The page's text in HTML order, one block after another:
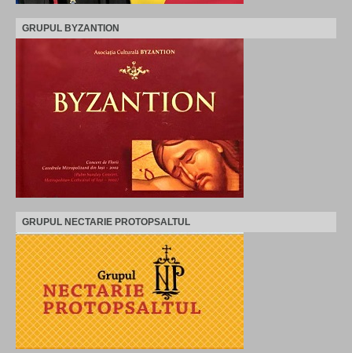
GRUPUL BYZANTION
GRUPUL NECTARIE PROTOPSALTUL